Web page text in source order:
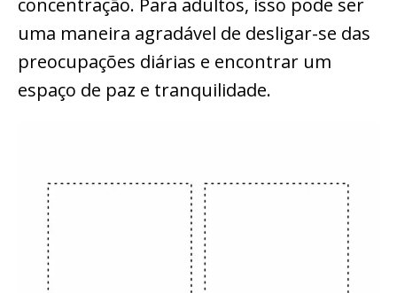
uma maneira agradável de desligar-se das
preocupações diárias e encontrar um
espaço de paz e tranquilidade.